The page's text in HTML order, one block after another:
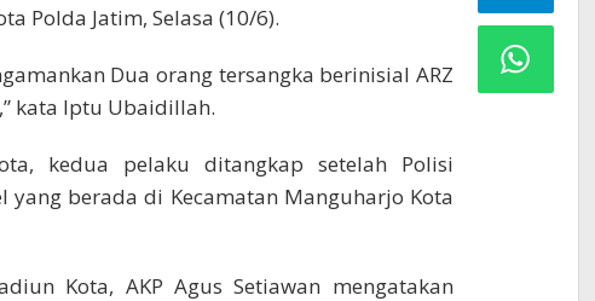
Polda Jatim, Selasa (10/6).
Dua orang tersangka berinisial ARZ
kata Iptu Ubaidillah.
kedua pelaku ditangkap setelah Polisi
berada di Kecamatan Manguharjo Kota
Kota, AKP Agus Setiawan mengatakan